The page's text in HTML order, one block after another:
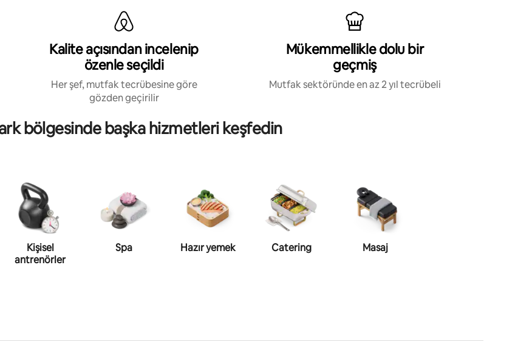
Kalite açısından incelenip
özenle seçildi
Her şef, mutfak tecrübesine göre
gözden geçirilir
Mükemmellikle dolu bir
geçmiş
Mutfak sektöründe en az 2 yıl tecrübeli
bölgesinde başka hizmetleri keşfedin
Kişisel
antrenörler
Spa Hazır yemek Catering Masaj